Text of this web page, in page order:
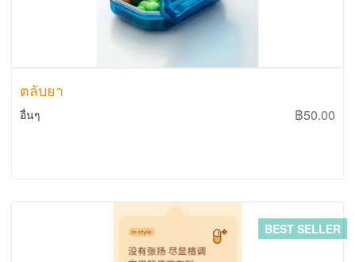
ตลับยา
อื่นๆ ฿50.00
BEST SELLER